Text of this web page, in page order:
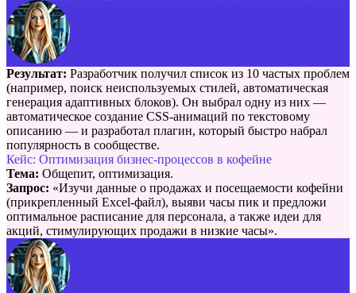
Результат: Разработчик получил список из 10 частых проблем
(например, поиск неиспользуемых стилей, автоматическая
генерация адаптивных блоков). Он выбрал одну из них —
автоматическое создание CSS-анимаций по текстовому
описанию — и разработал плагин, который быстро набрал
популярность в сообществе.
Кейс: Оптимизация бизнес-процессов в кофейне
Тема: Общепит, оптимизация.
Запрос: «Изучи данные о продажах и посещаемости кофейни
(прикрепленный Excel-файл), выяви часы пик и предложи
оптимальное расписание для персонала, а также идеи для
акций, стимулирующих продажи в низкие часы».